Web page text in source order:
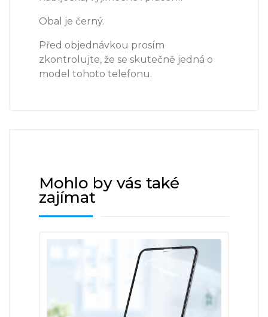
Obal je černý.
Před objednávkou prosím
zkontrolujte, že se skutečně jedná o
model tohoto telefonu.
Mohlo by vás také
zajímat